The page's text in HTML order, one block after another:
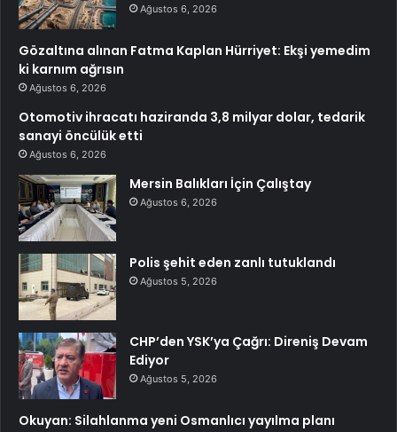
Ağustos 6, 2026
Gözaltına alınan Fatma Kaplan Hürriyet: Ekşi yemedim
ki karnım ağrısın
Ağustos 6, 2026
Otomotiv ihracatı haziranda 3,8 milyar dolar, tedarik
sanayi öncülük etti
Ağustos 6, 2026
Mersin Balıkları İçin Çalıştay
Ağustos 6, 2026
Polis şehit eden zanlı tutuklandı
Ağustos 5, 2026
CHP’den YSK’ya Çağrı: Direniş Devam
Ediyor
Ağustos 5, 2026
Okuyan: Silahlanma yeni Osmanlıcı yayılma planı